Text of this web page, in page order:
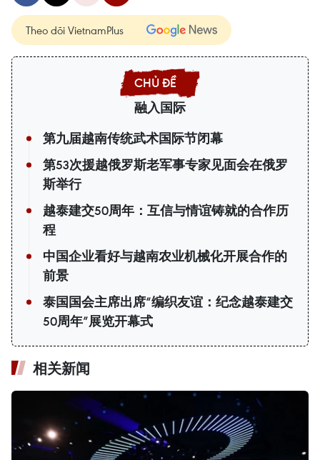
Theo dõi VietnamPlus
融入国际
第九届越南传统武术国际节闭幕
第53次援越俄罗斯老军事专家见面会在俄罗
斯举行
越泰建交50周年：互信与情谊铸就的合作历
程
中国企业看好与越南农业机械化开展合作的
前景
泰国国会主席出席“编织友谊：纪念越泰建交
50周年”展览开幕式
相关新闻